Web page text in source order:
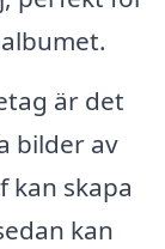
är det
bilder av
kan skapa
kan